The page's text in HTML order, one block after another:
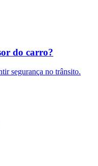
do carro?
segurança no trânsito.